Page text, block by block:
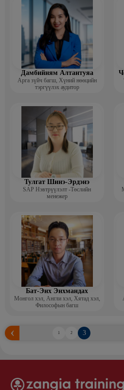
Дамбийням Алтантуяа
Арга зүйч багш, Хүний нөөцийн
тэргүүлэх аудитор
Тулгат Шинэ-Эрдэнэ
SAP Нэвтрүүлэлт -Төслийн
менежер
Бат-Энх Энхмандах
Монгол хэл, Англи хэл, Хятад хэл,
Философын багш
1 2 3